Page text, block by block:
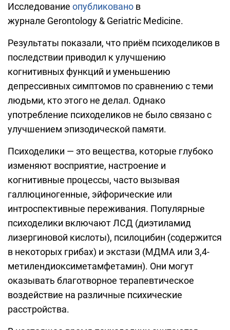
Исследование опубликовано в
журнале Gerontology & Geriatric Medicine.
Результаты показали, что приём психоделиков в
последствии приводил к улучшению
когнитивных функций и уменьшению
депрессивных симптомов по сравнению с теми
людьми, кто этого не делал. Однако
употребление психоделиков не было связано с
улучшением эпизодической памяти.
Психоделики — это вещества, которые глубоко
изменяют восприятие, настроение и
когнитивные процессы, часто вызывая
галлюциногенные, эйфорические или
интроспективные переживания. Популярные
психоделики включают ЛСД (диэтиламид
лизергиновой кислоты), псилоцибин (содержится
в некоторых грибах) и экстази (МДМА или 3,4-
метилендиоксиметамфетамин). Они могут
оказывать благотворное терапевтическое
воздействие на различные психические
расстройства.